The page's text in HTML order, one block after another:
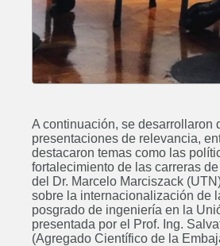
A continuación, se desarrollaron
presentaciones de relevancia,
destacaron temas como las
fortalecimiento de las carreras
del Dr. Marcelo Marciszack
sobre la internacionalización de
posgrado de ingeniería en la
presentada por el Prof. Ing.
(Agregado Científico de la